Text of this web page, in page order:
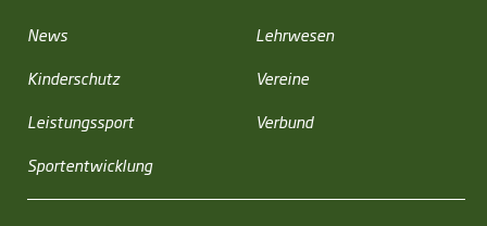
News
Kinderschutz
Leistungssport
Sportentwicklung
Lehrwesen
Vereine
Verbund